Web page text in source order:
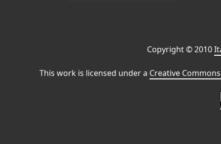
Copyright © 2010
This work is licensed under a Creative